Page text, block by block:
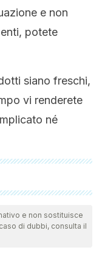
e non
potete
siano freschi,
vi renderete
né
a fondo dal nostro
l'attualità e la
è stata considerata
e non sostituisce
di dubbi, consulta il